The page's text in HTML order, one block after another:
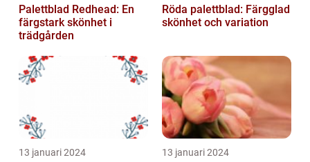
Palettblad Redhead: En
färgstark skönhet i
trädgården
Röda palettblad: Färgglad
skönhet och variation
13 januari 2024 13 januari 2024